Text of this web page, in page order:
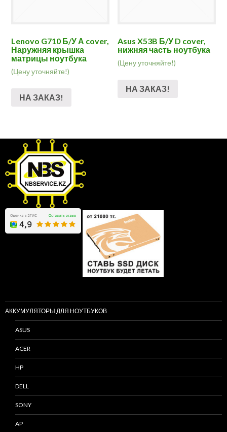
Lenovo G710 Б/У А cover,
Наружняя крышка
матрицы ноутбука
(Цену уточняйте!)
НА ЗАКАЗ!
Asus X53B Б/У D cover,
нижняя часть ноутбука
(Цену уточняйте!)
НА ЗАКАЗ!
АККУМУЛЯТОРЫ ДЛЯ НОУТБУКОВ
ASUS
ACER
HP
DELL
SONY
AP